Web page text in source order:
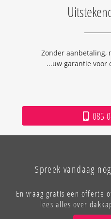
Zonder aanbetaling,
...uw garantie voor
085-
Spreek vandaag
En vraag gratis een offerte
lees alles over